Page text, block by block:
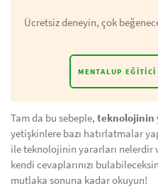
Ücretsiz deneyin, çok
MENTALUP EĞITICI
Tam da bu sebeple, teknolojinin
yetişkinlere bazı hatırlatmalar
ile teknolojinin yararları nelerdir
kendi cevaplarınızı
mutlaka sonuna kadar okuyun!